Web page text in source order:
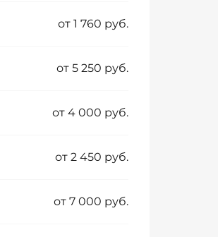
от 1 760 руб.
от 5 250 руб.
от 4 000 руб.
от 2 450 руб.
от 7 000 руб.